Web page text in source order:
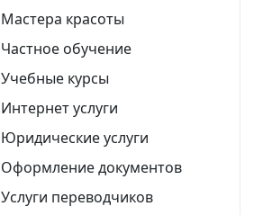
Мастера красоты
Частное обучение
Учебные курсы
Интернет услуги
Юридические услуги
Оформление документов
Услуги переводчиков